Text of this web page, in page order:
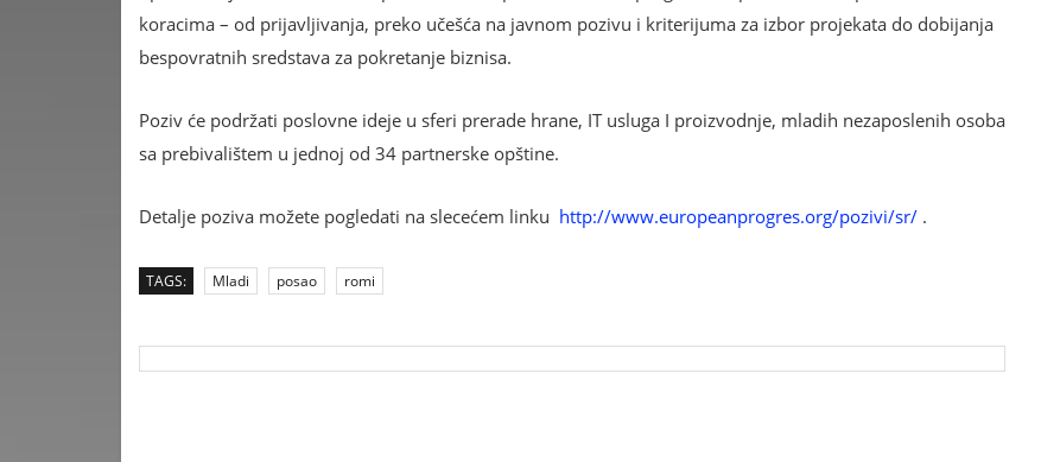
koracima – od prijavljivanja, preko učešća na javnom pozivu i kriterijuma za izbor projekata do dobijanja
bespovratnih sredstava za pokretanje biznisa.
Poziv će podržati poslovne ideje u sferi prerade hrane, IT usluga I proizvodnje, mladih nezaposlenih osoba
sa prebivalištem u jednoj od 34 partnerske opštine.
Detalje poziva možete pogledati na slecećem linku http://www.europeanprogres.org/pozivi/sr/ .
TAGS: Mladi posao romi